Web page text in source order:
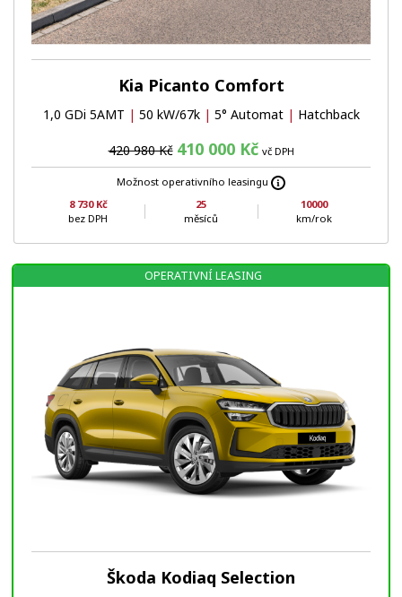
Kia Picanto Comfort
1,0 GDi 5AMT | 50 kW/67k | 5° Automat | Hatchback
420 980 Kč 410 000 Kč vč DPH
Možnost operativního leasingu
8 730 Kč
bez DPH
25
měsíců
10000
km/rok
Škoda Kodiaq Selection
OPERATIVNÍ LEASING